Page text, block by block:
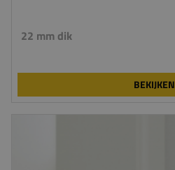
22 mm dik
BEKIJKEN